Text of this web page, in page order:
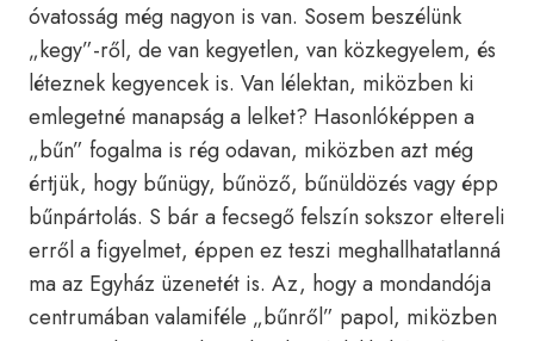
óvatosság még nagyon is van. Sosem beszélünk
„kegy”-ről, de van kegyetlen, van közkegyelem, és
léteznek kegyencek is. Van lélektan, miközben ki
emlegetné manapság a lelket? Hasonlóképpen a
„bűn” fogalma is rég odavan, miközben azt még
értjük, hogy bűnügy, bűnöző, bűnüldözés vagy épp
bűnpártolás. S bár a fecsegő felszín sokszor eltereli
erről a figyelmet, éppen ez teszi meghallhatatlanná
ma az Egyház üzenetét is. Az, hogy a mondandója
centrumában valamiféle „bűnről” papol, miközben